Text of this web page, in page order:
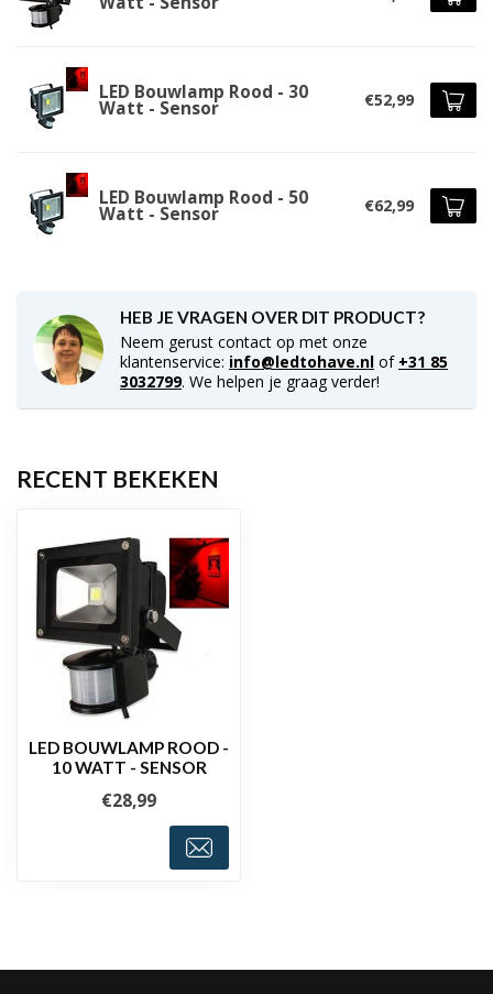
LED Bouwlamp Rood - 30
Watt - Sensor €52,99
LED Bouwlamp Rood - 50
Watt - Sensor €62,99
HEB JE VRAGEN OVER DIT PRODUCT?
Neem gerust contact op met onze
klantenservice: info@ledtohave.nl of +31 85
3032799. We helpen je graag verder!
RECENT BEKEKEN
LED BOUWLAMP ROOD -
10 WATT - SENSOR
€28,99